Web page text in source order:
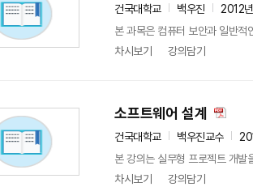
건국대학교 백우진
2012
본 과목은 컴퓨터 보안과 일반적
차시보기
강의담기
소프트웨어 설계
건국대학교 백우진교수
본 강의는 실무형 프로젝트 개
차시보기
강의담기